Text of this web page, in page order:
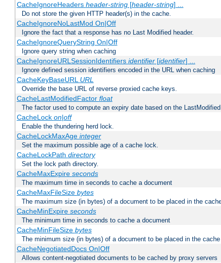
CacheIgnoreHeaders header-string[header-string] ...
Do not store the given HTTP header(s) in the cache.
CacheIgnoreNoLastMod On|Off
Ignore the fact that a response has no Last Modified header.
CacheIgnoreQueryString On|Off
Ignore query string when caching
CacheIgnoreURLSessionIdentifiers identifier[identifier] ...
Ignore defined session identifiers encoded in the URL when caching
CacheKeyBaseURL URL
Override the base URL of reverse proxied cache keys.
CacheLastModifiedFactor float
The factor used to compute an expiry date based on the
CacheLock on|off
Enable the thundering herd lock.
CacheLockMaxAge integer
Set the maximum possible age of a cache lock.
CacheLockPath directory
Set the lock path directory.
CacheMaxExpire seconds
The maximum time in seconds to cache a document
CacheMaxFileSize bytes
The maximum size (in bytes) of a document to be placed in the
CacheMinExpire seconds
The minimum time in seconds to cache a document
CacheMinFileSize bytes
The minimum size (in bytes) of a document to be placed in the cache
CacheNegotiatedDocs On|Off
Allows content-negotiated documents to be cached by proxy servers